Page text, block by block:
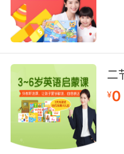
内容简介
《和朋友在一起》由
“芝麻街成长故事乐园”
《和朋友在一起》讲述
二
¥0